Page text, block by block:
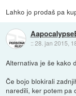
Lahko jo prodaš pa
::28. jan 2015,
Alternativa je še kako
Če bojo blokirali
naredili, ker potem pa